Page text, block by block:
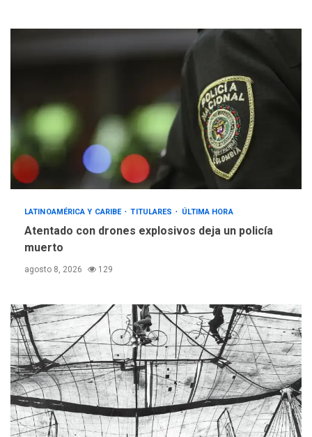
LATINOAMÉRICA Y CARIBE TITULARES ÚLTIMA HORA
Atentado con drones explosivos deja un policía
muerto
agosto 8, 2026 129